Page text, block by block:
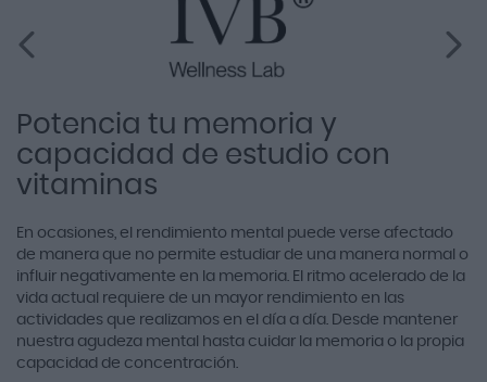
Potencia tu memoria y
capacidad de estudio con
vitaminas
En ocasiones, el rendimiento mental puede verse afectado
de manera que no permite estudiar de una manera normal o
influir negativamente en la memoria. El ritmo acelerado de la
vida actual requiere de un mayor rendimiento en las
actividades que realizamos en el día a día. Desde mantener
nuestra agudeza mental hasta cuidar la memoria o la propia
capacidad de concentración.